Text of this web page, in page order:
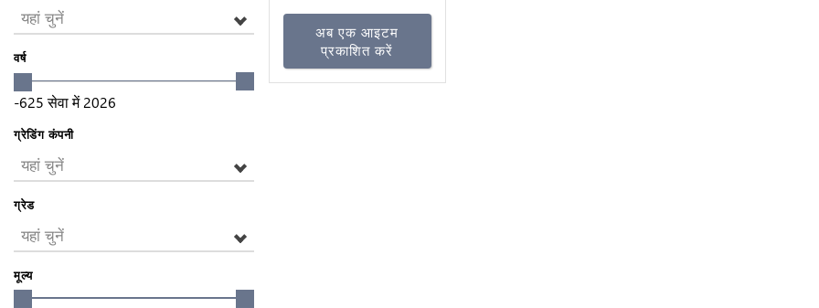
यहां चुनें
वर्ष
-625 सेवा में 2026
ग्रेडिंग कंपनी
यहां चुनें
ग्रेड
यहां चुनें
मूल्य
अब एक आइटम
प्रकाशित करें